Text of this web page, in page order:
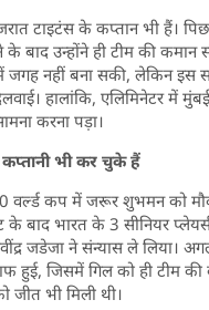
टाइटंस के कप्तान भी हैं।
बाद उन्होंने ही टीम की कमान
नहीं बना सकी, लेकिन इस
हालांकि, एलिमिनेटर में
करना पड़ा।
भी कर चुके हैं
वर्ल्ड कप में जरूर शुभमन को
के बाद भारत के 3 सीनियर
जडेजा ने संन्यास ले लिया।
हुई, जिसमें गिल को ही टीम की
जीत भी मिली थी।